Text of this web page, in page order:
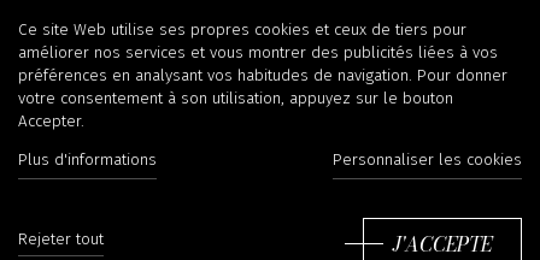
Ce site Web utilise ses propres cookies et ceux de tiers pour
améliorer nos services et vous montrer des publicités liées à vos
préférences en analysant vos habitudes de navigation. Pour donner
votre consentement à son utilisation, appuyez sur le bouton
Accepter.
Plus d'informations Personnaliser les cookies
Rejeter tout J'ACCEPTE